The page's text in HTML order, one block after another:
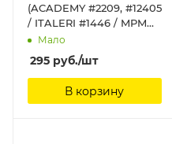
(ACADEMY #2209, #12405
/ ITALERI #1446 / MPM
#72002, #72003) + маски
на диски и колеса KV
Models
Мало
295 руб./шт
В корзину